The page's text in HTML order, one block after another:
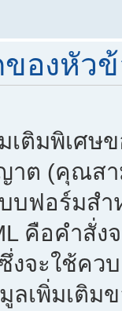
องหัว
เติมพิเศษ
าต (คุณส
ฟอร์มสำ
คือคำสั่ง
งจะใช้ค
เพิ่มเติม